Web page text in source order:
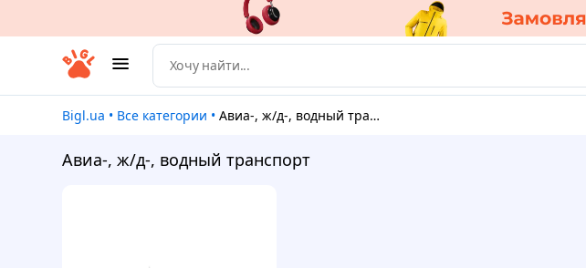
Bigl.ua • Все категории • Авиа-, ж/д-, водный транспорт
Авиа-, ж/д-, водный транспорт